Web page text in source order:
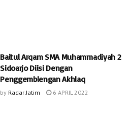
Baitul Arqam SMA Muhammadiyah 2
Sidoarjo Diisi Dengan
Penggemblengan Akhlaq
by Radar Jatim 6 APRIL 2022